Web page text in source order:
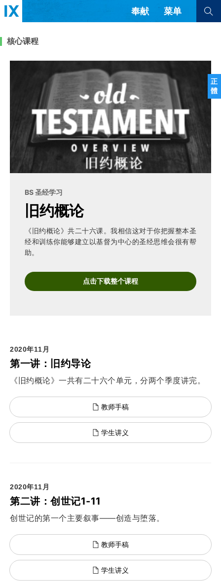
正
體
奉献 菜单
书评 访谈
来信
教会带领 解经式讲道与神学
福音传讲与宣教 成员制与教会纪律
查看全部
查看全部
隐私条款 其他的模式
简体中文 正體中文
英语
葡萄牙语
俄语
乌兹别克语
达里语
波斯语
越南语
土耳其语
阿尔巴尼亚语
核心课程
BS 圣经学习
旧约概论
《旧约概论》共二十六课。我相信这对于你把握整本圣
经和训练你能够建立以基督为中心的圣经思维会很有帮
助。
点击下载整个课程
2020年11月
第一讲：旧约导论
《旧约概论》一共有二十六个单元，分两个季度讲完。
教师手稿
学生讲义
2020年11月
第二讲：创世记1-11
创世记的第一个主要叙事——创造与堕落。
教师手稿
学生讲义